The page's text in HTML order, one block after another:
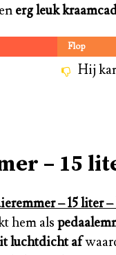
erg leuk
Flop
Hij
– 15
– 15 liter
hem als
luchtdicht af